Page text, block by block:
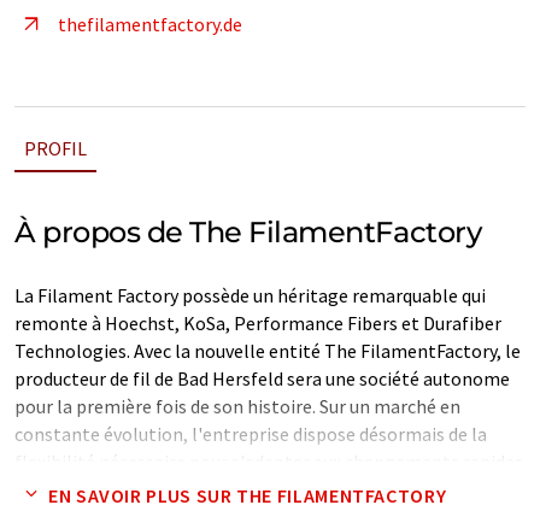
thefilamentfactory.de
PROFIL
À propos de The FilamentFactory
La Filament Factory possède un héritage remarquable qui
remonte à Hoechst, KoSa, Performance Fibers et Durafiber
Technologies. Avec la nouvelle entité The FilamentFactory, le
producteur de fil de Bad Hersfeld sera une société autonome
pour la première fois de son histoire. Sur un marché en
constante évolution, l'entreprise dispose désormais de la
du marché de la haute performance. Bad Hersfeld, l'un des
EN SAVOIR PLUS SUR THE FILAMENTFACTORY